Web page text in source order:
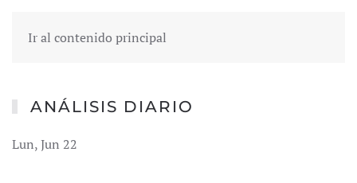
Ir al contenido principal
ANÁLISIS DIARIO
Lun, Jun 22